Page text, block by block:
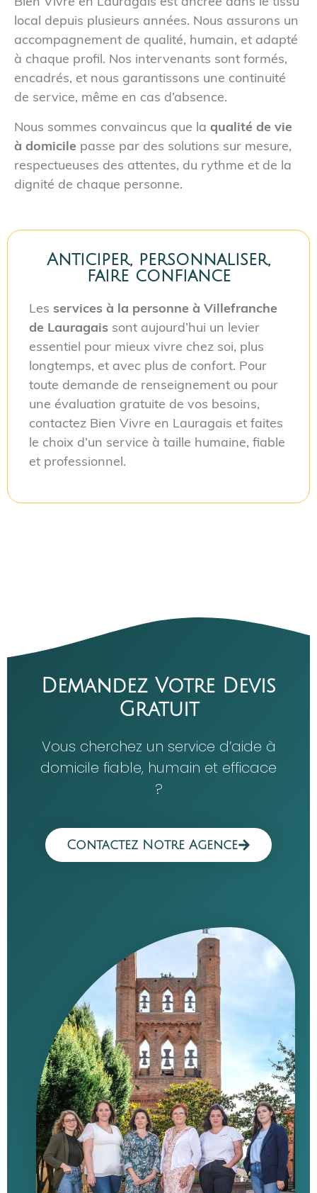
local depuis plusieurs années. Nous assurons un
accompagnement de qualité, humain, et adapté
à chaque profil. Nos intervenants sont formés,
encadrés, et nous garantissons une continuité
de service, même en cas d’absence.
Nous sommes convaincus que la qualité de vie
à domicile passe par des solutions sur mesure,
respectueuses des attentes, du rythme et de la
dignité de chaque personne.
Anticiper, personnaliser,
faire confiance
Les services à la personne à Villefranche
de Lauragais sont aujourd’hui un levier
essentiel pour mieux vivre chez soi, plus
longtemps, et avec plus de confort. Pour
toute demande de renseignement ou pour
une évaluation gratuite de vos besoins,
contactez Bien Vivre en Lauragais et faites
le choix d’un service à taille humaine, fiable
et professionnel.
Demandez Votre Devis
Gratuit
Vous cherchez un service d’aide à
domicile fiable, humain et efficace
?
Contactez Notre Agence